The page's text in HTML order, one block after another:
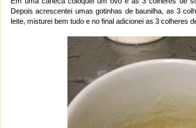
Depois acrescentei umas gotinhas de baunilha, as 3
leite, misturei bem tudo e no final adicionei as 3 colheres